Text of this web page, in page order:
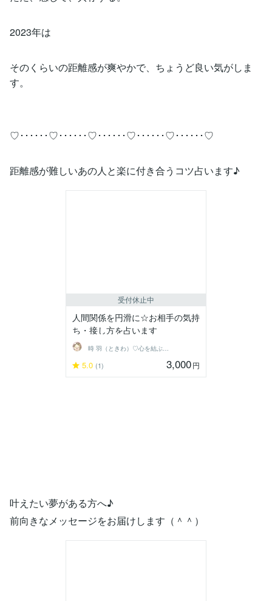
2023年は
そのくらいの距離感が爽やかで、ちょうど良い気がしま
す。
♡･･････♡･･････♡･･････♡･･････♡･･････♡
距離感が難しいあの人と楽に付き合うコツ占います♪
受付休止中
人間関係を円滑に☆お相手の気持
ち・接し方を占います
時 羽（ときわ）♡心を結ぶ占い師
5.0 (1) 3,000円
叶えたい夢がある方へ♪
前向きなメッセージをお届けします（＾＾）